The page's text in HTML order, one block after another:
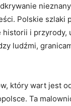
Polskie szlaki
historii i przyrody,
ludźmi,​
który⁢ wart ‌jest
Ta